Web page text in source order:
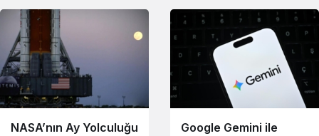
NASA’nın Ay Yolculuğu
Google Gemini ile